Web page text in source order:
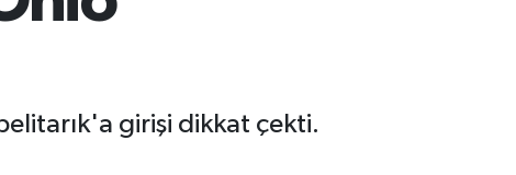
girişi dikkat çekti.